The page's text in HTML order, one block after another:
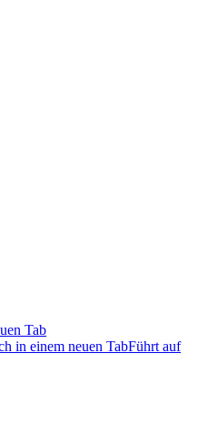
Tab
in einem neuen TabFührt auf